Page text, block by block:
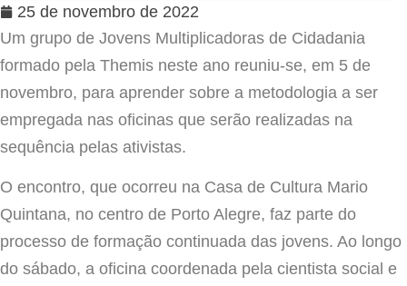
25 de novembro de 2022
Um grupo de Jovens Multiplicadoras de Cidadania
formado pela Themis neste ano reuniu-se, em 5 de
novembro, para aprender sobre a metodologia a ser
empregada nas oficinas que serão realizadas na
sequência pelas ativistas.
O encontro, que ocorreu na Casa de Cultura Mario
Quintana, no centro de Porto Alegre, faz parte do
processo de formação continuada das jovens. Ao longo
do sábado, a oficina coordenada pela cientista social e